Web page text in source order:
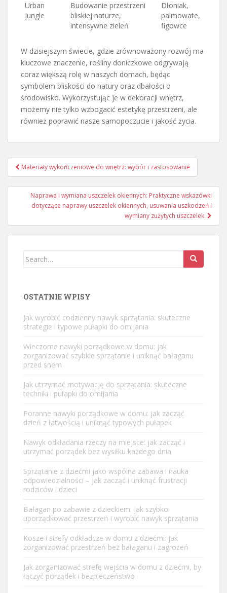
Urban
jungle
Budowanie przestrzeni
bliskiej naturze,
intensywne zieleń
Dłoniak,
palmowate,
figowce
W dzisiejszym świecie, gdzie zrównoważony rozwój ma
kluczowe znaczenie, rośliny doniczkowe odgrywają
coraz większą rolę w naszych domach, będąc
symbolem bliskości do natury oraz dbałości o
środowisko. Wykorzystując je w dekoracji wnętrz,
możemy nie tylko wzbogacić estetykę przestrzeni, ale
również poprawić nasze samopoczucie i jakość życia.
Nawigacja
wpisu
Materiały wykończeniowe do wnętrz: wybór i zastosowanie
Naprawa i wymiana uszczelek okiennych: Praktyczne wskazówki
dotyczące naprawy uszczelek okiennych, usuwania uszkodzeń i
wymiany zużytych uszczelek.
Search
OSTATNIE WPISY
Jak wyrobić codzienny nawyk sprzątania: skuteczne
strategie i typowe pułapki do omijania
Wieczorne nawyki porządkowe w domu: jak
zorganizować szybkie sprzątanie i uniknąć bałaganu
przed snem
Jak utrzymać motywację do sprzątania: skuteczne
techniki i pułapki do omijania
Poranne nawyki porządkowe w domu: jak zacząć
dzień z łatwością i uniknąć typowych pułapek
Nawyk odkładania rzeczy na miejsce: jak zacząć i
utrzymać porządek bez wysiłku każdego dnia
Sprzątanie z dziećmi jako wspólna zabawa i nauka
odpowiedzialności – jak zacząć i uniknąć frustracji
rodziców i dzieci
Bałagan po zabawie z dzieckiem: jak szybko
uporządkować przestrzeń i wyrobić nawyk sprzątania
Kosze i strefy odkładcze w domu z dziećmi: jak
zorganizować przestrzeń bez bałaganu i zagrożeń
Jak zorganizować strefę wejścia w domu z dziećmi, by
łączyć porządek i bezpieczeństwo